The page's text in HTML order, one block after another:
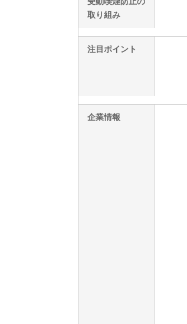
取り組み
注目ポイント
企業情報